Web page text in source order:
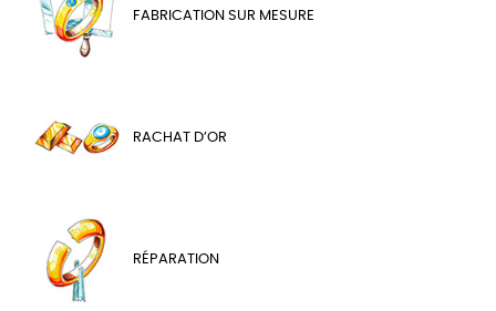
FABRICATION SUR MESURE
RACHAT D’OR
RÉPARATION